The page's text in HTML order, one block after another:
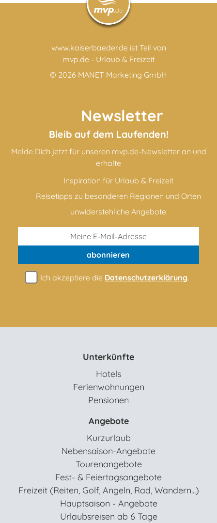
www.kaiserbaeder.de ist Teil von
mvp.de - Urlaub & Freizeit
© 2026 MANET Marketing GmbH
Newsletter
Bleib auf dem Laufenden!
Melde Dich jetzt für unseren mvp.de-Newsletter an und
erhalte
Inspiration für Urlaub & Freizeit
Reisetipps zu besonderen Regionen und Orten
unwiderstehliche Angebote
abonnieren
Ich akzeptiere die Datenschutzerklärung.
Unterkünfte
Hotels
Ferienwohnungen
Pensionen
Angebote
Kurzurlaub
Nebensaison-Angebote
Tourenangebote
Fest- & Feiertagsangebote
Freizeit (Reiten, Golf, Angeln, Rad, Wandern...)
Hauptsaison - Angebote
Urlaubsreisen ab 6 Tage